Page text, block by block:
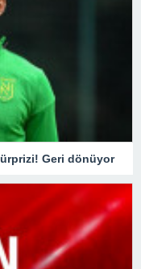
Geri dönüyor